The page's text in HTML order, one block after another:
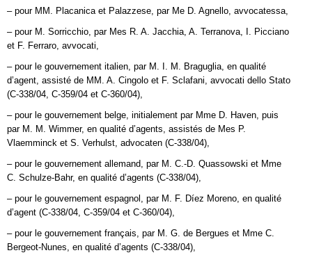
– pour MM. Placanica et Palazzese, par Me D. Agnello, avvocatessa,
– pour M. Sorricchio, par Mes R. A. Jacchia, A. Terranova, I. Picciano
et F. Ferraro, avvocati,
– pour le gouvernement italien, par M. I. M. Braguglia, en qualité
d’agent, assisté de MM. A. Cingolo et F. Sclafani, avvocati dello Stato
(C‑338/04, C‑359/04 et C‑360/04),
– pour le gouvernement belge, initialement par Mme D. Haven, puis
par M. M. Wimmer, en qualité d’agents, assistés de Mes P.
Vlaemminck et S. Verhulst, advocaten (C‑338/04),
– pour le gouvernement allemand, par M. C.‑D. Quassowski et Mme
C. Schulze‑Bahr, en qualité d’agents (C‑338/04),
– pour le gouvernement espagnol, par M. F. Díez Moreno, en qualité
d’agent (C‑338/04, C‑359/04 et C‑360/04),
– pour le gouvernement français, par M. G. de Bergues et Mme C.
Bergeot‑Nunes, en qualité d’agents (C‑338/04),